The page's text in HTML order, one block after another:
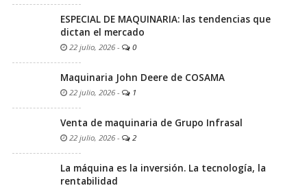
ESPECIAL DE MAQUINARIA: las tendencias que
dictan el mercado
22 julio, 2026 - 0
Maquinaria John Deere de COSAMA
22 julio, 2026 - 1
Venta de maquinaria de Grupo Infrasal
22 julio, 2026 - 2
La máquina es la inversión. La tecnología, la
rentabilidad